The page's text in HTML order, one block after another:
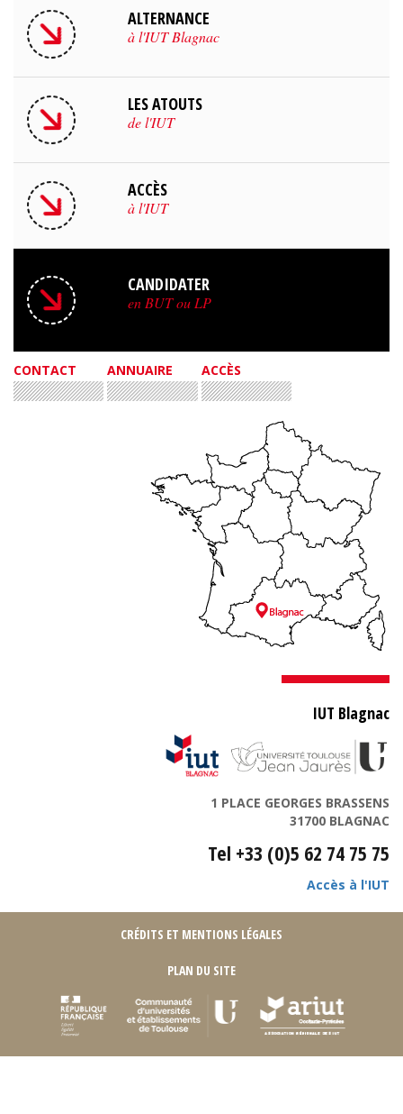
ALTERNANCE
à l'IUT Blagnac
LES ATOUTS
de l'IUT
ACCÈS
à l'IUT
CANDIDATER
en BUT ou LP
CONTACT ANNUAIRE ACCÈS
IUT Blagnac
1 PLACE GEORGES BRASSENS
31700 BLAGNAC
Tel +33 (0)5 62 74 75 75
Accès à l'IUT
CRÉDITS ET MENTIONS LÉGALES
PLAN DU SITE